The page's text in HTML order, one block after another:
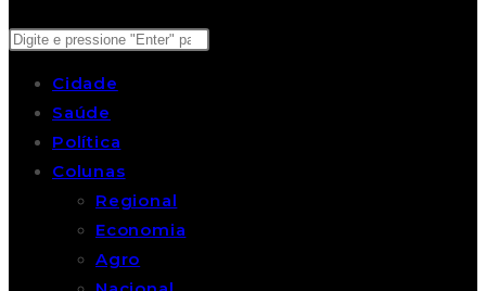
Cidade
Saúde
Política
Colunas
Regional
Economia
Agro